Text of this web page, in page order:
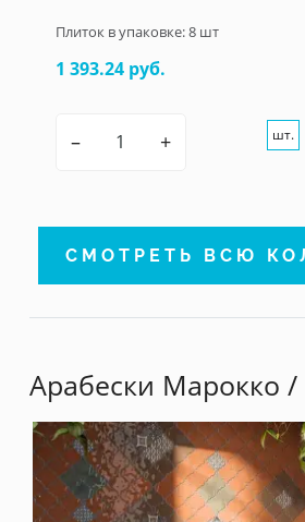
Плиток в упаковке:8 шт
1 393.24 руб.
– + шт.
СМОТРЕТЬ ВСЮ
Арабески Марокко /